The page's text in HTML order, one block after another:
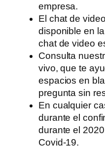
empresa.
El chat de
disponible en
chat de video
Consulta
vivo, que te
espacios en
pregunta sin
En cualquier
durante el
durante el
Covid-19.